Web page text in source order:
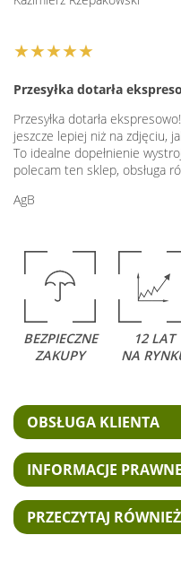
★★★★★
Przesyłka dotarła
Przesyłka dotarła
jeszcze lepiej niż na zdjęciu,
To idealne dopełnienie
polecam ten sklep, obsługa
AgB
BEZPIECZNE
ZAKUPY
12 LAT
NA
OBSŁUGA KLIENTA
INFORMACJE PRAWNE
PRZECZYTAJ RÓWNIEŻ